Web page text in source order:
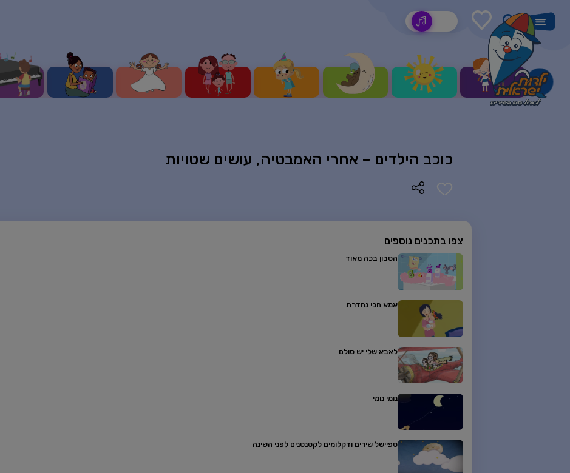
שירים
כוכב הילדים – אחרי האמבטיה, עושים שטויות
צפו בתכנים נוספים
הסבון בכה מאוד
אמא הכי נהדרת
לאבא שלי יש סולם
נומי נומי
ספיישל שירים ודקלומים לקטנטנים לפני השינה